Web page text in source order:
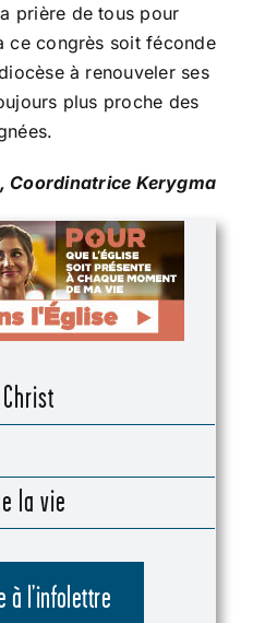
prière de tous pour
ce congrès soit féconde
à renouveler ses
plus proche des
Coordinatrice Kerygma
la vie
à l’infolettre